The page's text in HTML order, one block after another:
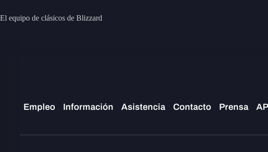
El equipo de clásicos de Blizzard